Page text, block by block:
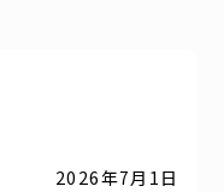
2026年7月1日